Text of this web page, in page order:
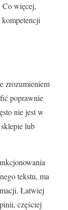
Co więcej,
zrozumieniem
poprawnie
nie jest w
lub
tekstu, ma
Łatwiej
częściej